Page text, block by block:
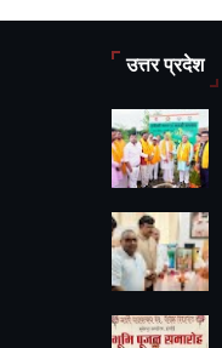
उत्तर प्रदेश